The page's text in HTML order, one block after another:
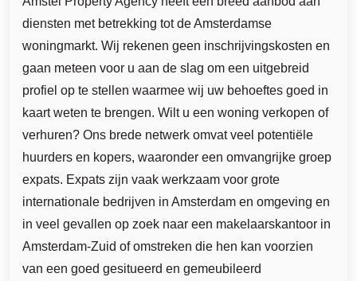
diensten met betrekking tot de Amsterdamse
woningmarkt. Wij rekenen geen inschrijvingskosten en
gaan meteen voor u aan de slag om een uitgebreid
profiel op te stellen waarmee wij uw behoeftes goed in
kaart weten te brengen. Wilt u een woning verkopen of
verhuren? Ons brede netwerk omvat veel potentiële
huurders en kopers, waaronder een omvangrijke groep
expats. Expats zijn vaak werkzaam voor grote
internationale bedrijven in Amsterdam en omgeving en
in veel gevallen op zoek naar een makelaarskantoor in
Amsterdam-Zuid of omstreken die hen kan voorzien
van een goed gesitueerd en gemeubileerd